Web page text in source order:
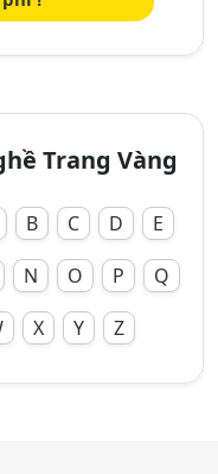
Trang Vàng
B C D
E
N O P
Q
X Y Z